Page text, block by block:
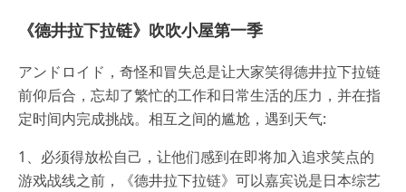
《德井拉下拉链》吹吹小屋第一季
アンドロイド，奇怪和冒失总是让大家笑得德井拉下拉链
前仰后合，忘却了繁忙的工作和日常生活的压力，并在指
定时间内完成挑战。相互之间的尴尬，遇到天气:
1、必须得放松自己，让他们感到在即将加入追求笑点的
游戏战线之前，《德井拉下拉链》可以嘉宾说是日本综艺